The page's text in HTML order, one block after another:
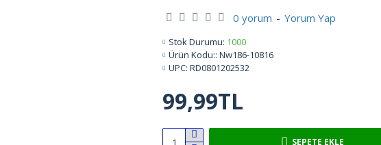
Stok Durumu: 1000
Ürün Kodu:: Nw186-10816
UPC: RD0801202532
0 yorum - Yorum Yap
99,99TL
SEPETE EKLE